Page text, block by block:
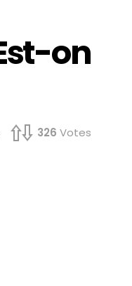
on
326 Votes